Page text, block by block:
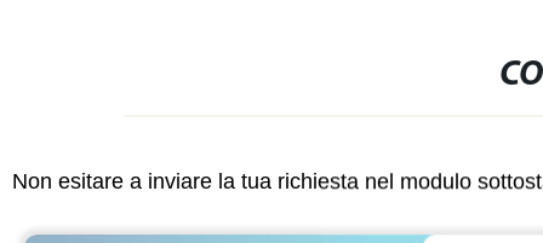
Non esitare a inviare la tua richiesta nel modulo